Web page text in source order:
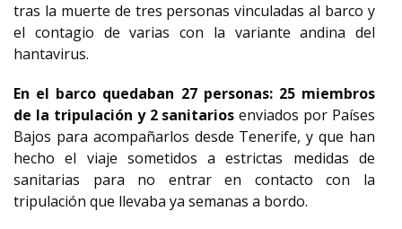
tras la muerte de tres personas vinculadas al barco y
el contagio de varias con la variante andina del
hantavirus.
En el barco quedaban 27 personas: 25 miembros
de la tripulación y 2 sanitarios enviados por Países
Bajos para acompañarlos desde Tenerife, y que han
hecho el viaje sometidos a estrictas medidas de
sanitarias para no entrar en contacto con la
tripulación que llevaba ya semanas a bordo.